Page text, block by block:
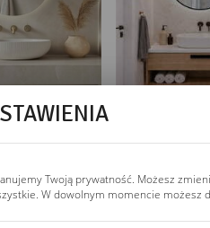
lustro do sylwetki.
prostokątne nad dłuższą
Twoją prywatność. Możesz
W dowolnym momencie możesz